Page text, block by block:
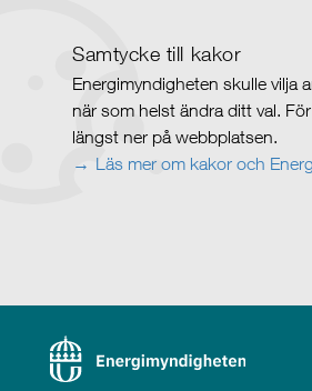
Samtycke till kakor
Energimyndigheten skulle vilja
när som helst ändra ditt val.
längst ner på webbplatsen.
Läs mer om kakor och